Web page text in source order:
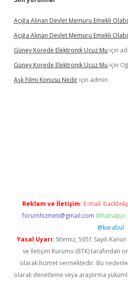
Açığa Alınan Devlet Memuru Emekli
Açığa Alınan Devlet Memuru Emekli
Güney Korede Elektronik Ucuz Mu için
Güney Korede Elektronik Ucuz Mu için
Aşk Filmi Konusu Nedir için admin
Reklam ve İletişim: E-mail:
forumhizmeti@gmail.com Whatsapp:
@karabul
Yasal Uyarı: Sitemiz, 5651 Sayılı
ve İletişim Kurumu (BTK) tarafından
olarak hizmet vermektedir. Bu
olarak denetleme veya araştırma